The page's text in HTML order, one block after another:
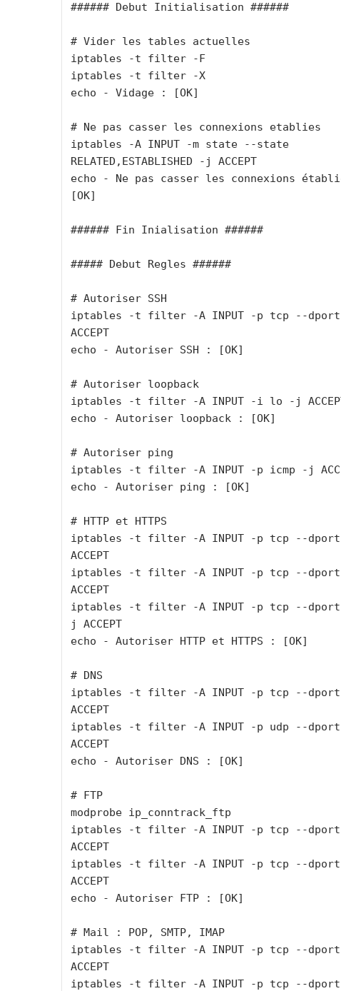
###### Debut Initialisation ######
# Vider les tables actuelles
iptables -t filter -F
iptables -t filter -X
echo - Vidage : [OK]
# Ne pas casser les connexions etablies
iptables -A INPUT -m state --state
RELATED,ESTABLISHED -j ACCEPT
echo - Ne pas casser les connexions
[OK]
###### Fin Inialisation ######
##### Debut Regles ######
# Autoriser SSH
iptables -t filter -A INPUT -p tcp --
ACCEPT
echo - Autoriser SSH : [OK]
# Autoriser loopback
iptables -t filter -A INPUT -i lo -j
echo - Autoriser loopback : [OK]
# Autoriser ping
iptables -t filter -A INPUT -p icmp -j
echo - Autoriser ping : [OK]
# HTTP et HTTPS
iptables -t filter -A INPUT -p tcp --
ACCEPT
iptables -t filter -A INPUT -p tcp --
ACCEPT
iptables -t filter -A INPUT -p tcp --dport
j ACCEPT
echo - Autoriser HTTP et HTTPS : [OK]
# DNS
iptables -t filter -A INPUT -p tcp --
ACCEPT
iptables -t filter -A INPUT -p udp --
ACCEPT
echo - Autoriser DNS : [OK]
# FTP
modprobe ip_conntrack_ftp
iptables -t filter -A INPUT -p tcp --
ACCEPT
iptables -t filter -A INPUT -p tcp --
ACCEPT
echo - Autoriser FTP : [OK]
# Mail : POP, SMTP, IMAP
iptables -t filter -A INPUT -p tcp --
ACCEPT
iptables -t filter -A INPUT -p tcp --